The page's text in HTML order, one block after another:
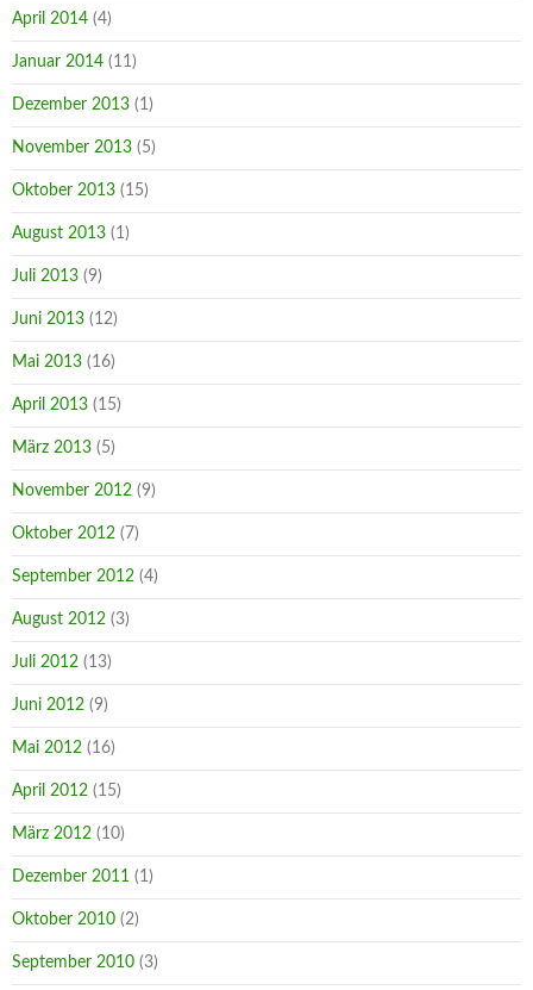
April 2014 (4)
Januar 2014 (11)
Dezember 2013 (1)
November 2013 (5)
Oktober 2013 (15)
August 2013 (1)
Juli 2013 (9)
Juni 2013 (12)
Mai 2013 (16)
April 2013 (15)
März 2013 (5)
November 2012 (9)
Oktober 2012 (7)
September 2012 (4)
August 2012 (3)
Juli 2012 (13)
Juni 2012 (9)
Mai 2012 (16)
April 2012 (15)
März 2012 (10)
Dezember 2011 (1)
Oktober 2010 (2)
September 2010 (3)